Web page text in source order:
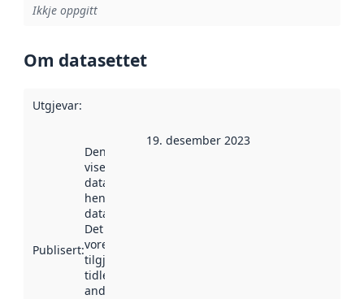
Ikkje oppgitt
Om datasettet
Utgjevar:
Publisert:
Denne datoen
viser når
datasettet vart
henta inn av
data.norge.no.
Det kan ha
vore
tilgjengeleg
tidlegare
andre stader.
19. desember 2023